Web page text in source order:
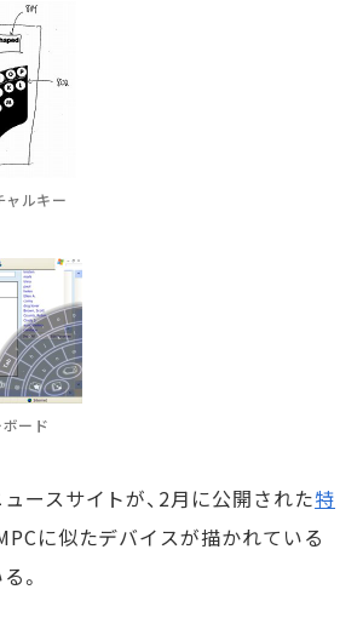
ャルキー
ード
ースサイトが、2月に公開された特
に似たデバイスが描かれている
。